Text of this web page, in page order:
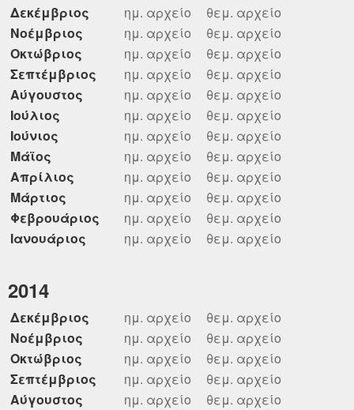
Δεκέμβριος ημ. αρχείο
θεμ. αρχείο
Νοέμβριος
ημ. αρχείο
θεμ. αρχείο
Οκτώβριος
ημ. αρχείο
θεμ. αρχείο
Σεπτέμβριος
ημ. αρχείο
θεμ. αρχείο
Αύγουστος
ημ. αρχείο
θεμ. αρχείο
Ιούλιος
ημ. αρχείο
θεμ. αρχείο
Ιούνιος
ημ. αρχείο
θεμ. αρχείο
Μάϊος
ημ. αρχείο
θεμ. αρχείο
Απρίλιος
ημ. αρχείο
θεμ. αρχείο
Μάρτιος
ημ. αρχείο
θεμ. αρχείο
Φεβρουάριος
ημ. αρχείο
θεμ. αρχείο
Ιανουάριος
ημ. αρχείο θεμ. αρχείο
2014
Δεκέμβριος ημ. αρχείο
θεμ. αρχείο
Νοέμβριος
ημ. αρχείο
θεμ. αρχείο
Οκτώβριος
ημ. αρχείο
θεμ. αρχείο
Σεπτέμβριος
ημ. αρχείο
θεμ. αρχείο
Αύγουστος
ημ. αρχείο
θεμ. αρχείο